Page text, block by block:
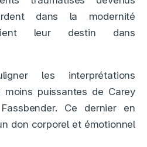
dans la modernité
leur destin dans
les interprétations
puissantes de Carey
Ce dernier en
don corporel et émotionnel